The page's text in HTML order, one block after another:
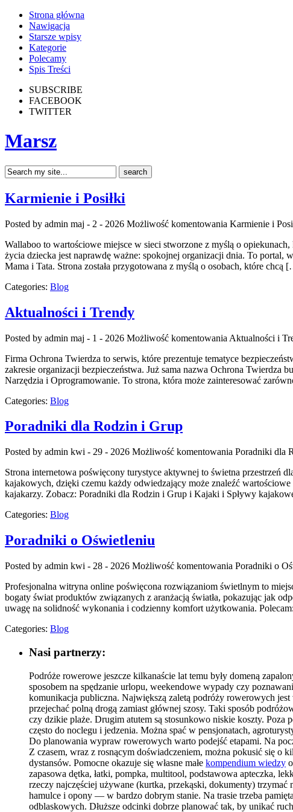
Strona główna
Nawigacja
Starsze wpisy
Kategorie
Polecamy
Spis Treści
SUBSCRIBE
FACEBOOK
TWITTER
Marsz
Karmienie i Posiłki
Posted by admin maj - 2 - 2026 Możliwość komentowania Karmienie i
Wallaboo to wartościowe miejsce w sieci stworzone z myślą o
życia dziecka jest naprawdę ważne: spokojnej organizacji dnia. To
Mama i Tata. Strona została przygotowana z myślą o osobach, które chcą
Categories: Blog
Aktualności i Trendy
Posted by admin maj - 1 - 2026 Możliwość komentowania Aktualności i
Firma Ochrona Twierdza to serwis, które prezentuje tematyce
zakresie organizacji bezpieczeństwa. Już sama nazwa Ochrona
Narzędzia i Oprogramowanie. To strona, która może zainteresować
Categories: Blog
Poradniki dla Rodzin i Grup
Posted by admin kwi - 29 - 2026 Możliwość komentowania Poradniki dla
Strona internetowa poświęcony turystyce aktywnej to świetna przestrzeń
kajakowych, dzięki czemu każdy odwiedzający może znaleźć
kajakarzy. Zobacz: Poradniki dla Rodzin i Grup i Kajaki i Spływy
Categories: Blog
Poradniki o Oświetleniu
Posted by admin kwi - 28 - 2026 Możliwość komentowania Poradniki o
Profesjonalna witryna online poświęcona rozwiązaniom świetlnym to
bogaty świat produktów związanych z aranżacją światła, pokazując jak
uwagę na solidność wykonania i codzienny komfort użytkowania.
Categories: Blog
Nasi partnerzy:
Podróże rowerowe jeszcze kilkanaście lat temu były domeną
sposobem na spędzanie urlopu, weekendowe wypady czy
komunikacja publiczna. Największą zaletą podróży rowerowych
przejechać polną drogą zamiast głównej szosy. Taki sposób
czy dzikie plaże. Drugim atutem są stosunkowo niskie koszty.
często do noclegu i jedzenia. Można spać w pensjonatach,
Do planowania wypraw rowerowych warto podejść etapami. Na
Z czasem, wraz z rosnącym doświadczeniem, można pokusić się
dystansów. Pomocne okazuje się własne małe kompendium wiedzy
zapasowa dętka, łatki, pompka, multitool, podstawowa apteczka,
rzeczy najczęściej używane (kurtka, przekąski, dokumenty)
hamulce i opony — w bardzo dobrym stanie. Na trasie trzeba
odblaskowych. Dłuższe odcinki dobrze planować tak, by unikać